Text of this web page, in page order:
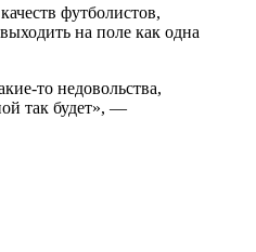
футболистов,
на поле как одна
то недовольства,
так будет», —